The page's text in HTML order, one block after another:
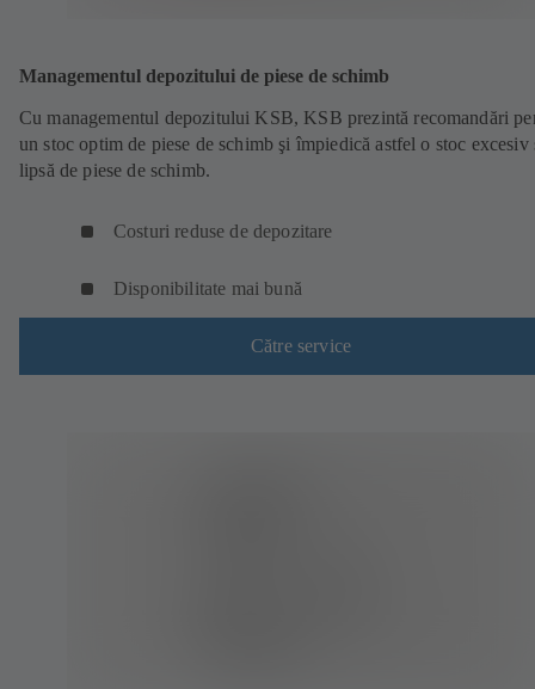
Managementul depozitului de piese de schimb
Cu managementul depozitului KSB, KSB prezintă recomandări
un stoc optim de piese de schimb şi împiedică astfel o stoc excesiv
lipsă de piese de schimb.
Costuri reduse de depozitare
Disponibilitate mai bună
Către service